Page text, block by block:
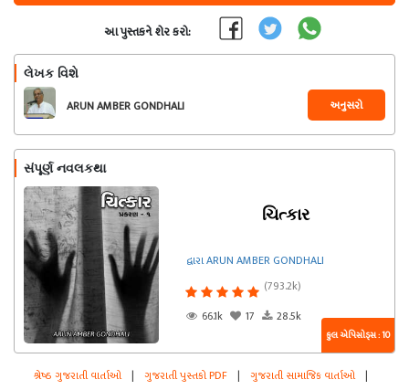
આ પુસ્તકને શેર કરો:
લેખક વિશે
ARUN AMBER GONDHALI અનુસરો
સંપૂર્ણ નવલકથા
ચિત્કાર
દ્વારા ARUN AMBER GONDHALI
(793.2k)
66.1k
17 28.5k
કુલ એપિસોડ્સ : 10
શ્રેષ્ઠ ગુજરાતી વાર્તાઓ | ગુજરાતી પુસ્તકો PDF | ગુજરાતી સામાજિક વાર્તાઓ |